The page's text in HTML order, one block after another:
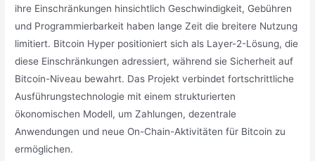
ihre Einschränkungen hinsichtlich Geschwindigkeit, Gebühren
und Programmierbarkeit haben lange Zeit die breitere Nutzung
limitiert. Bitcoin Hyper positioniert sich als Layer-2-Lösung, die
diese Einschränkungen adressiert, während sie Sicherheit auf
Bitcoin-Niveau bewahrt. Das Projekt verbindet fortschrittliche
Ausführungstechnologie mit einem strukturierten
ökonomischen Modell, um Zahlungen, dezentrale
Anwendungen und neue On-Chain-Aktivitäten für Bitcoin zu
ermöglichen.